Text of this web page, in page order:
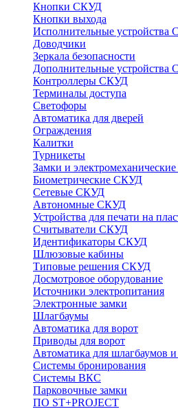
Кнопки СКУД
Кнопки выхода
Исполнительные устройства
Доводчики
Зеркала безопасности
Дополнительные устройства
Контроллеры СКУД
Терминалы доступа
Светофоры
Автоматика для дверей
Ограждения
Калитки
Турникеты
Замки и
Биометрические СКУД
Сетевые СКУД
Автономные СКУД
Устройства для печати на
Считыватели СКУД
Идентификаторы СКУД
Шлюзовые кабины
Типовые решения СКУД
Досмотровое оборудование
Источники электропитания
Электронные замки
Шлагбаумы
Автоматика для ворот
Приводы для ворот
Автоматика для шлагбаумов и
Системы бронирования
Системы ВКС
Парковочные замки
ПО ST+PROJECT